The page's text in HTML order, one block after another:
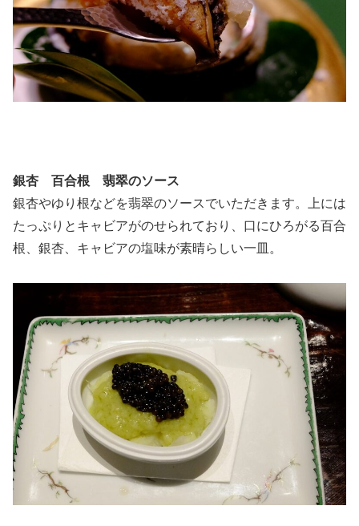
銀杏 百合根 翡翠のソース
銀杏やゆり根などを翡翠のソースでいただきます。上には
たっぷりとキャビアがのせられており、口にひろがる百合
根、銀杏、キャビアの塩味が素晴らしい一皿。